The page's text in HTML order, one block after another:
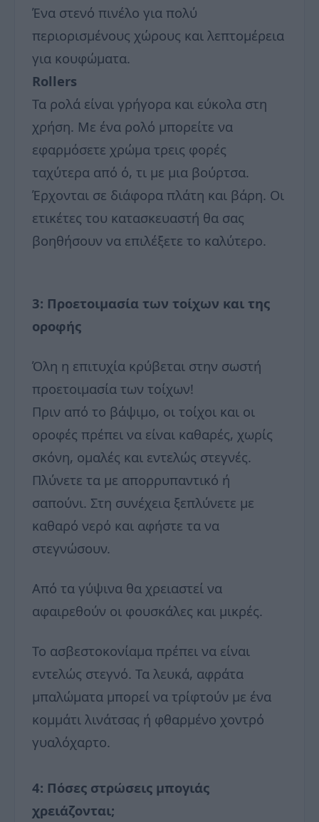
Ένα στενό πινέλο για πολύ
περιορισμένους χώρους και λεπτομέρεια
για κουφώματα.
Rollers
Τα ρολά είναι γρήγορα και εύκολα στη
χρήση. Με ένα ρολό μπορείτε να
εφαρμόσετε χρώμα τρεις φορές
ταχύτερα από ό, τι με μια βούρτσα.
Έρχονται σε διάφορα πλάτη και βάρη. Οι
ετικέτες του κατασκευαστή θα σας
βοηθήσουν να επιλέξετε το καλύτερο.
3: Προετοιμασία των τοίχων και της
οροφής
Όλη η επιτυχία κρύβεται στην σωστή
προετοιμασία των τοίχων!
Πριν από το βάψιμο, οι τοίχοι και οι
οροφές πρέπει να είναι καθαρές, χωρίς
σκόνη, ομαλές και εντελώς στεγνές.
Πλύνετε τα με απορρυπαντικό ή
σαπούνι. Στη συνέχεια ξεπλύνετε με
καθαρό νερό και αφήστε τα να
στεγνώσουν.
Από τα γύψινα θα χρειαστεί να
αφαιρεθούν οι φουσκάλες και μικρές.
Το ασβεστοκονίαμα πρέπει να είναι
εντελώς στεγνό. Τα λευκά, αφράτα
μπαλώματα μπορεί να τρίφτούν με ένα
κομμάτι λινάτσας ή φθαρμένο χοντρό
γυαλόχαρτο.
4: Πόσες στρώσεις μπογιάς
χρειάζονται;